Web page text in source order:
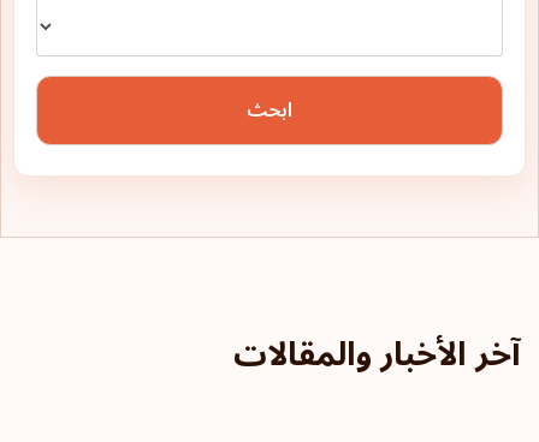
ابحث
آخر الأخبار والمقالات